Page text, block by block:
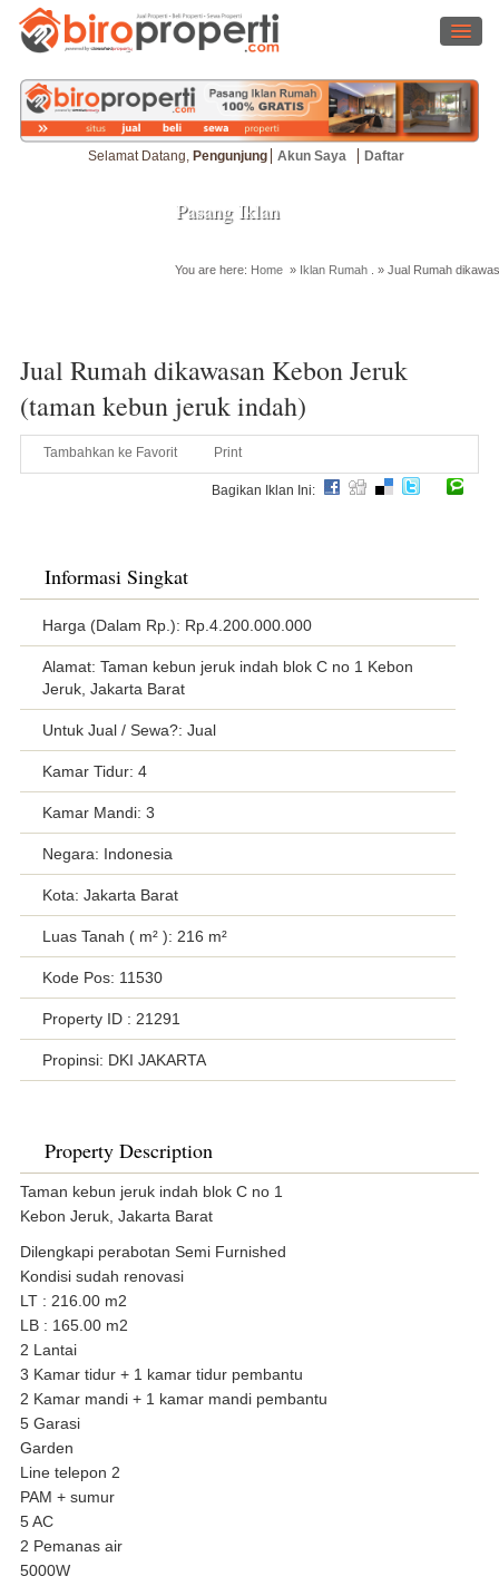
Selamat Datang, Pengunjung Akun Saya Daftar
Pasang Iklan
You are here: Home » Iklan Rumah . » Jual Rumah
Jual Rumah dikawasan Kebon Jeruk
(taman kebun jeruk indah)
Tambahkan ke Favorit Print
Bagikan Iklan Ini:
Informasi Singkat
Harga (Dalam Rp.): Rp.4.200.000.000
Alamat: Taman kebun jeruk indah blok C no 1 Kebon
Jeruk, Jakarta Barat
Untuk Jual / Sewa?: Jual
Kamar Tidur: 4
Kamar Mandi: 3
Negara: Indonesia
Kota: Jakarta Barat
Luas Tanah ( m² ): 216 m²
Kode Pos: 11530
Property ID : 21291
Propinsi: DKI JAKARTA
Property Description
Taman kebun jeruk indah blok C no 1
Kebon Jeruk, Jakarta Barat
Dilengkapi perabotan Semi Furnished
Kondisi sudah renovasi
LT : 216.00 m2
LB : 165.00 m2
2 Lantai
3 Kamar tidur + 1 kamar tidur pembantu
2 Kamar mandi + 1 kamar mandi pembantu
5 Garasi
Garden
Line telepon 2
PAM + sumur
5 AC
2 Pemanas air
5000W